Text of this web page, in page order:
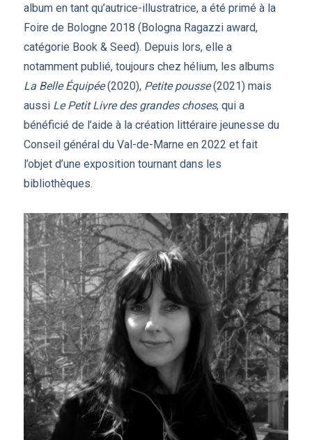
album en tant qu’autrice-illustratrice, a été primé à la
Foire de Bologne 2018 (Bologna Ragazzi award,
catégorie Book & Seed). Depuis lors, elle a
notamment publié, toujours chez hélium, les albums
La Belle Équipée(2020), Petite pousse(2021) mais
aussi Le Petit Livre des grandes choses, qui a
bénéficié de l’aide à la création littéraire jeunesse du
Conseil général du Val-de-Marne en 2022 et fait
l’objet d’une exposition tournant dans les
bibliothèques.